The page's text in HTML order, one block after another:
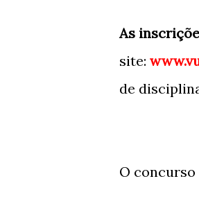
As
site:
de
O concurso